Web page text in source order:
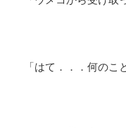
「はて．．．何のこ